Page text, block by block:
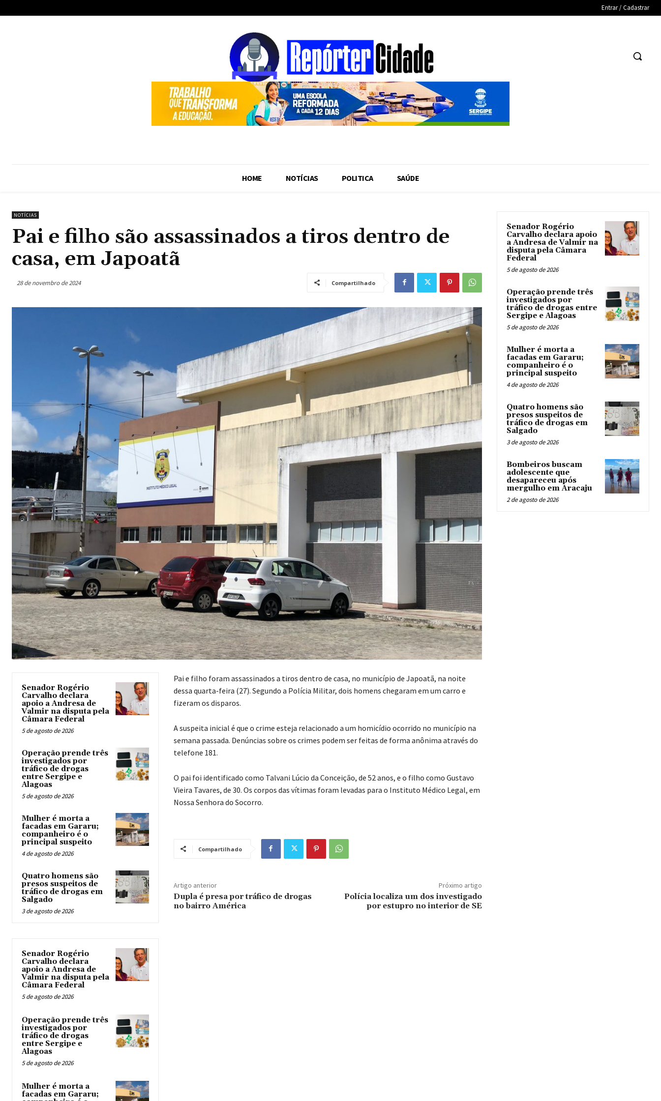
Entrar / Cadastrar
HOME NOTÍCIAS POLITICA SAÚDE
NOTÍCIAS
Pai e filho são assassinados a tiros dentro de
casa, em Japoatã
28 de novembro de 2024 Compartilhado
Senador Rogério
Carvalho declara
apoio a Andresa de
Valmir na disputa pela
Câmara Federal
5 de agosto de 2026
Operação prende três
investigados por
tráfico de drogas
entre Sergipe e
Alagoas
5 de agosto de 2026
Mulher é morta a
facadas em Gararu;
companheiro é o
principal suspeito
4 de agosto de 2026
Quatro homens são
presos suspeitos de
tráfico de drogas em
Salgado
3 de agosto de 2026
Pai e filho foram assassinados a tiros dentro de casa, no município de Japoatã, na noite
dessa quarta-feira (27). Segundo a Polícia Militar, dois homens chegaram em um carro e
fizeram os disparos.
A suspeita inicial é que o crime esteja relacionado a um homicídio ocorrido no município na
semana passada. Denúncias sobre os crimes podem ser feitas de forma anônima através do
telefone 181.
O pai foi identificado como Talvani Lúcio da Conceição, de 52 anos, e o filho como Gustavo
Vieira Tavares, de 30. Os corpos das vítimas foram levadas para o Instituto Médico Legal, em
Nossa Senhora do Socorro.
Compartilhado
Artigo anterior
Dupla é presa por tráfico de drogas
no bairro América
Próximo artigo
Polícia localiza um dos investigado
por estupro no interior de SE
Senador Rogério
Carvalho declara
apoio a Andresa de
Valmir na disputa pela
Câmara Federal
5 de agosto de 2026
Operação prende três
investigados por
tráfico de drogas
entre Sergipe e
Alagoas
5 de agosto de 2026
Mulher é morta a
facadas em Gararu;
Senador Rogério
Carvalho declara apoio
a Andresa de Valmir na
disputa pela Câmara
Federal
5 de agosto de 2026
Operação prende três
investigados por
tráfico de drogas entre
Sergipe e Alagoas
5 de agosto de 2026
Mulher é morta a
facadas em Gararu;
companheiro é o
principal suspeito
4 de agosto de 2026
Quatro homens são
presos suspeitos de
tráfico de drogas em
Salgado
3 de agosto de 2026
Bombeiros buscam
adolescente que
desapareceu após
mergulho em Aracaju
2 de agosto de 2026